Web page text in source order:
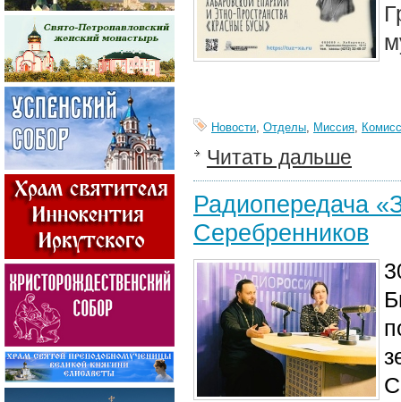
Новости, Отделы, Миссия,
Читать дальше
Радиопередача
Серебренников